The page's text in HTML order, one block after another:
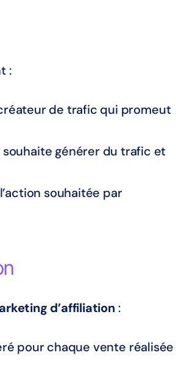
:
de trafic qui promeut
générer du trafic et
souhaitée par
d’affiliation:
pour chaque vente réalisée